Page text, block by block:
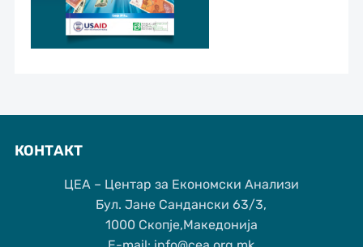
КОНТАКТ
ЦЕА – Центар за Економски Анализи
Бул. Јане Сандански 63/3,
1000 Скопје,Македонија